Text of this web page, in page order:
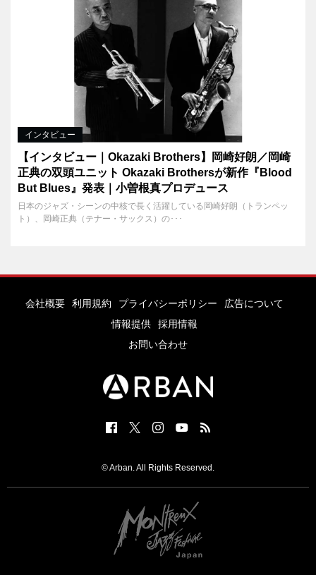
インタビュー
【インタビュー｜Okazaki Brothers】岡崎好朗／岡崎
正典の双頭ユニット Okazaki Brothersが新作『Blood
But Blues』発表｜小曽根真プロデュース
日本のジャズ・シーンの中核で長く活躍している岡崎好朗（トランペッ
ト）、岡崎正典（テナー・サックス）の･･･
会社概要 利用規約 プライバシーポリシー
広告について
情報提供
採用情報
お問い合わせ
© Arban. All Rights Reserved.